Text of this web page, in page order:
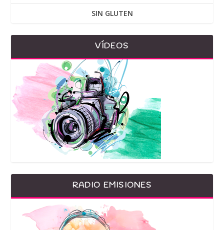
SIN GLUTEN
VÍDEOS
RADIO EMISIONES